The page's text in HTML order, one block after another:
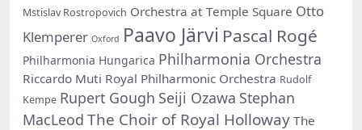
Mstislav Rostropovich Orchestra at Temple Square Otto
Klemperer Oxford Paavo Järvi Pascal Rogé
Philharmonia Hungarica Philharmonia Orchestra
Riccardo Muti Royal Philharmonic Orchestra Rudolf
Kempe Rupert Gough Seiji Ozawa Stephan
MacLeod The Choir of Royal Holloway The